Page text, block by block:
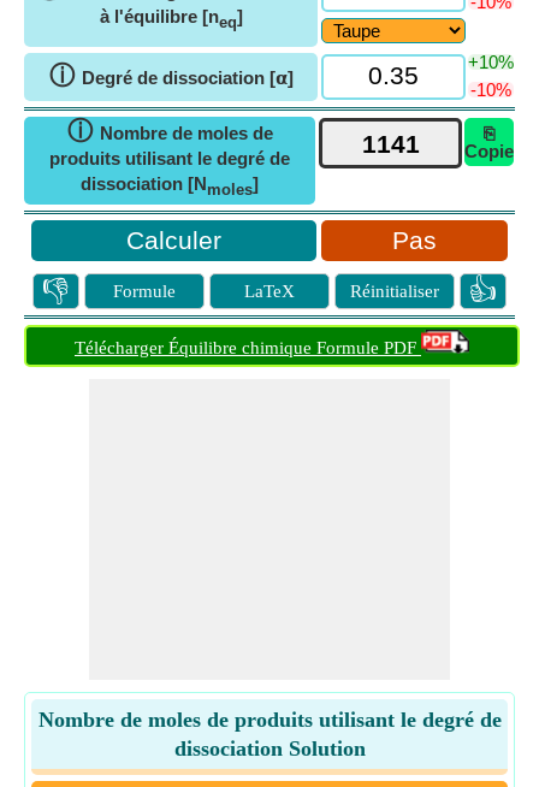
à l'équilibre [neq]
ⓘ Degré de dissociation [𝝰]
+10%
-10%
ⓘ Nombre de moles de
produits utilisant le degré de
dissociation [Nmoles]
⎘
Copie
Pas
👎 Formule LaTeX Réinitialiser 👍
Télécharger Équilibre chimique Formule PDF
Nombre de moles de produits utilisant le degré de
dissociation Solution